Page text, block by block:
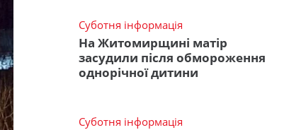
Суботня інформація
На Житомирщині матір
засудили після обмороження
однорічної дитини
Суботня інформація